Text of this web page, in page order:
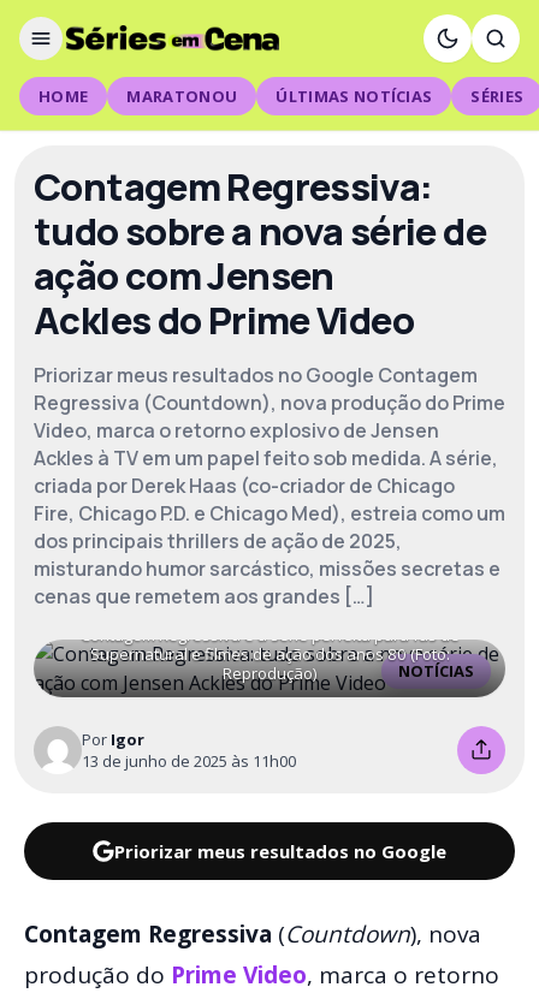
HOME MARATONOU ÚLTIMAS NOTÍCIAS SÉRIES
Contagem Regressiva:
tudo sobre a nova série de
ação com Jensen
Ackles do Prime Video
Priorizar meus resultados no Google Contagem
Regressiva (Countdown), nova produção do Prime
Video, marca o retorno explosivo de Jensen
Ackles à TV em um papel feito sob medida. A série,
criada por Derek Haas (co-criador de Chicago
Fire, Chicago P.D. e Chicago Med), estreia como um
dos principais thrillers de ação de 2025,
misturando humor sarcástico, missões secretas e
cenas que remetem aos grandes […]
NOTÍCIAS
Contagem Regressiva é a série perfeita para fãs de
Supernatural e filmes de ação dos anos 80 (Foto:
Reprodução)
Por Igor
13 de junho de 2025 às 11h00
Priorizar meus resultados no Google
Contagem Regressiva (Countdown), nova
produção do Prime Video, marca o retorno